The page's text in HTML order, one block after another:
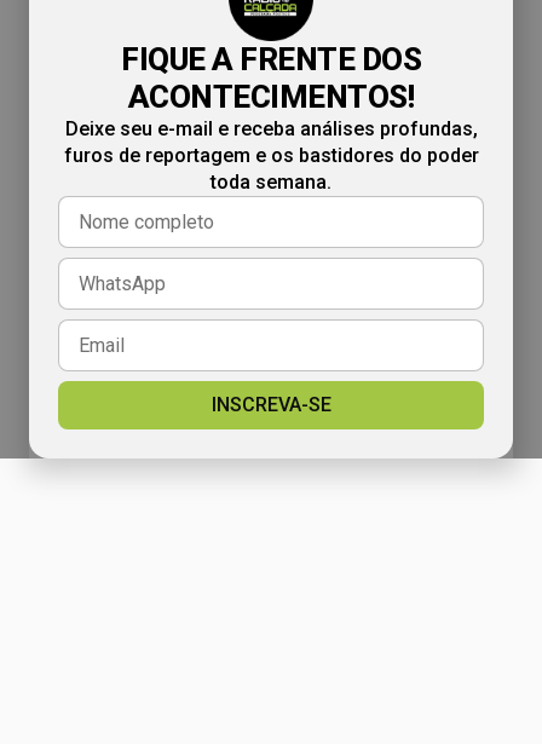
FIQUE A FRENTE DOS
ACONTECIMENTOS!
Deixe seu e-mail e receba análises profundas,
furos de reportagem e os bastidores do poder
toda semana.
INSCREVA-SE